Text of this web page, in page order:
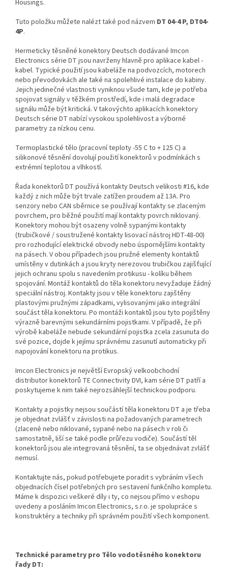
Housings.
Tuto položku můžete nalézt také pod názvem DT 04-4 P, DT04-
4P.
Hermeticky těsněné konektory Deutsch dodávané Imcon
Electronics série DT jsou navrženy hlavně pro aplikace kabel -
kabel. Typické použití jsou kabeláže na podvozcích, motorech
nebo převodovkách ale také na spolehlivé instalace do kabiny.
Jejich jedinečné vlastnosti vyniknou všude tam, kde je potřeba
spojovat signály v těžkém prostředí, kde i malá degradace
signálu může být kritická. V takovýchto aplikacích konektory
Deutsch série DT nabízí vysokou spolehlivost a výborné
parametry za nízkou cenu.
Termoplastické tělo (pracovní teploty -55 C to + 125 C) a
silikonové těsnění dovolují použití konektorů v podmínkách s
extrémní teplotou a vlhkostí.
Řada konektorů DT používá kontakty Deutsch velikosti #16, kde
každý z nich může být trvale zatížen proudem až 13A. Pro
senzory nebo CAN sběrnice se používají kontakty se zlaceným
povrchem, pro běžné použití mají kontakty povrch niklovaný.
Konektory mohou být osazeny volně sypanými kontakty
(trubičkové / soustružené kontakty lisovací nástroj HDT-48-00)
pro rozhodující elektrické obvody nebo úspornějšími kontakty
na pásech. V obou případech jsou pružné elementy kontaktů
umístěny v dutinkách a jsou kryty nerezovou trubičkou zajišťující
jejich ochranu spolu s navedením protikusu - kolíku během
spojování. Montáž kontaktů do těla konektoru nevyžaduje žádný
speciální nástroj. Kontakty jsou v těle konektoru zajištěny
plastovými pružnými západkami, vylisovanými jako integrální
součást těla konektoru. Po montáži kontaktů jsou tyto pojištěny
výrazně barevnými sekundárními pojistkami. V případě, že při
výrobě kabeláže nebude sekundární pojistka zcela zasunuta do
své pozice, dojde k jejímu správnému zasunutí automaticky při
napojování konektoru na protikus.
Imcon Electronics je největší Evropský velkoobchodní
distributor konektorů TE Connectivity DVI, kam série DT patří a
poskytujeme k nim také nejrozsáhlejší technickou podporu.
Kontakty a pojistky nejsou součástí těla konektoru DT a je třeba
je objednat zvlášť v závislosti na požadovaných parametrech
(zlacené nebo niklované, sypané nebo na pásech v roli či
samostatně, liší se také podle průřezu vodiče). Součástí těl
konektorů jsou ale integrovaná těsnění, ta se objednávat zvlášť
nemusí.
Kontaktujte nás, pokud potřebujete poradit s vybráním všech
objednacích čísel potřebných pro sestavení funkčního kompletu.
Máme k dispozici veškeré díly i ty, co nejsou přímo v eshopu
uvedeny a posláním Imcon Electronics, s.r.o. je spolupráce s
konstruktéry a techniky při správném použití všech komponent.
Technické parametry pro Tělo vodotěsného konektoru
řady DT: